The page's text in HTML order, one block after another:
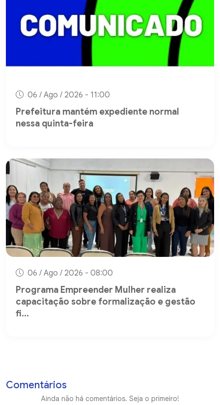
06 / Ago / 2026 - 11:00
Prefeitura mantém expediente normal
nessa quinta-feira
06 / Ago / 2026 - 08:00
Programa Empreender Mulher realiza
capacitação sobre formalização e gestão
fi...
Comentários
Ainda não há comentários. Seja o primeiro!